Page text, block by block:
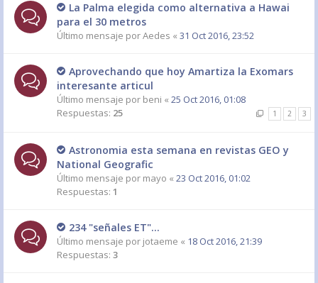
La Palma elegida como alternativa a Hawai
para el 30 metros
Último mensaje porAedes « 31 Oct 2016, 23:52
Aprovechando que hoy Amartiza la Exomars
interesante articul
Último mensaje por beni « 25 Oct 2016, 01:08
Respuestas: 25 1 2 3
Astronomia esta semana en revistas GEO y
National Geografic
Último mensaje por mayo « 23 Oct 2016, 01:02
Respuestas: 1
234 "señales ET"...
Último mensaje por jotaeme « 18 Oct 2016, 21:39
Respuestas: 3